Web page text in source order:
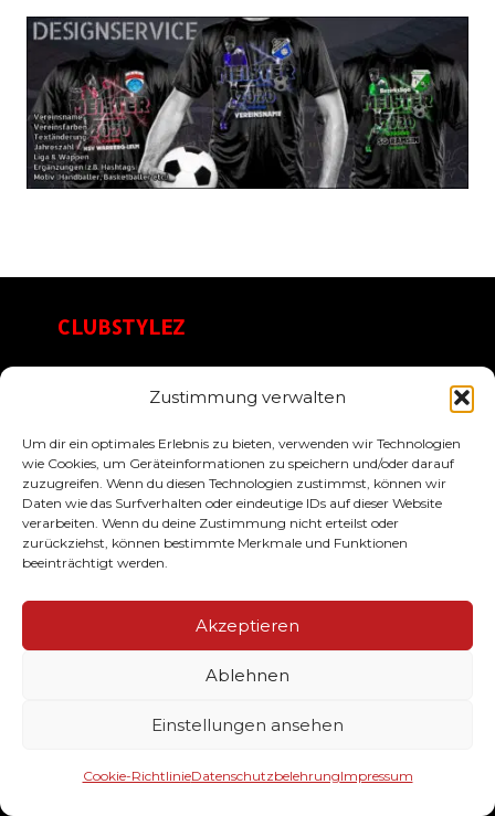
Zustimmung verwalten
Um dir ein optimales Erlebnis zu bieten, verwenden wir Technologien
wie Cookies, um Geräteinformationen zu speichern und/oder darauf
zuzugreifen. Wenn du diesen Technologien zustimmst, können wir
Daten wie das Surfverhalten oder eindeutige IDs auf dieser Website
verarbeiten. Wenn du deine Zustimmung nicht erteilst oder
zurückziehst, können bestimmte Merkmale und Funktionen
beeinträchtigt werden.
Akzeptieren
Ablehnen
Einstellungen ansehen
Cookie-RichtlinieDatenschutzbelehrungImpressum
CLUBSTYLEZ
Textilien & Werbemittel für Ihren Verein. Wir
drucken Ihre Meister, Aufstieg- und
Pokalsieger Shirts. Darüber hinaus bedrucken
wir ihre Teamausstattung wie Sweater, Jacken,
Polos & Caps im Casual- & Streetstyle!
Der Bestellablauf
Größen & Farben